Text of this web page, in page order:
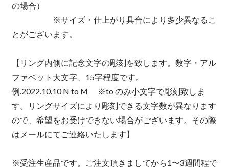
の場合）
※サイズ・仕上がり具合により多少異なるこ
とがございます。
【リング内側に記念文字の彫刻を致します。数字・アル
ファベット大文字、15字程度です。
例.2022.10.10 N to M ※to のみ小文字で彫刻致しま
す。リングサイズにより彫刻できる文字数が異なります
ので、希望をお受けできない場合がございます。その際
はメールにてご連絡いたします】
※受注生産品です。ご注文頂きましてから1〜3週間程で